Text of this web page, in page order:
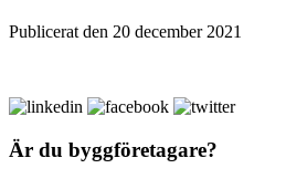
Publicerat den 20 december 2021
Är du byggföretagare?